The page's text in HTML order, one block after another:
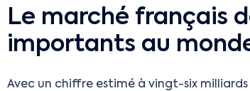
Le marché français
importants au
Avec un chiffre estimé à vingt-six